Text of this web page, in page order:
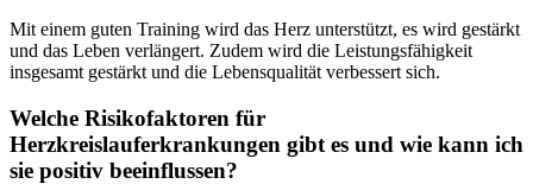
Mit einem guten Training wird das Herz unterstützt, es wird gestärkt
und das Leben verlängert. Zudem wird die Leistungsfähigkeit
insgesamt gestärkt und die Lebensqualität verbessert sich.
Welche Risikofaktoren für
Herzkreislauferkrankungen gibt es und wie kann ich
sie positiv beeinflussen?